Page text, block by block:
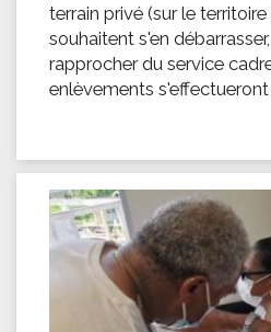
terrain privé (sur le
souhaitent s'en
rapprocher du service
enlèvements s'effectueront